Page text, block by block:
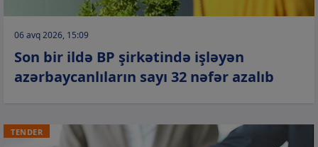
06 avq 2026, 15:09
Son bir ildə BP şirkətində işləyən
azərbaycanlıların sayı 32 nəfər azalıb
TENDER